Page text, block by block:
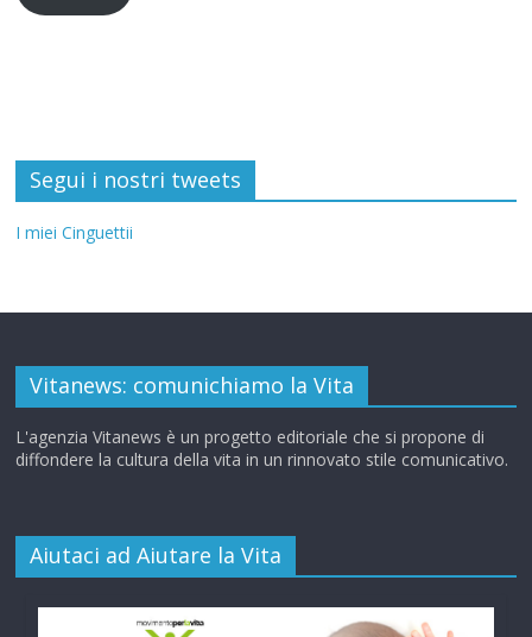
Segui i nostri tweets
I miei Cinguettii
Vitanews: comunichiamo la Vita
L'agenzia Vitanews è un progetto editoriale che si propone di
diffondere la cultura della vita in un rinnovato stile comunicativo.
Aiutaci ad Aiutare la Vita